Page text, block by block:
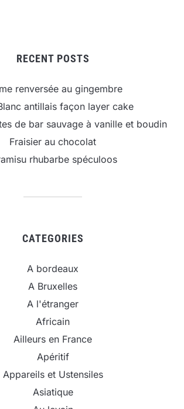
RECENT POSTS
renversée au gingembre
antillais façon layer cake
de bar sauvage à vanille et boudin
Fraisier au chocolat
rhubarbe spéculoos
CATEGORIES
A bordeaux
A Bruxelles
A l'étranger
Africain
Ailleurs en France
Apéritif
Appareils et Ustensiles
Asiatique